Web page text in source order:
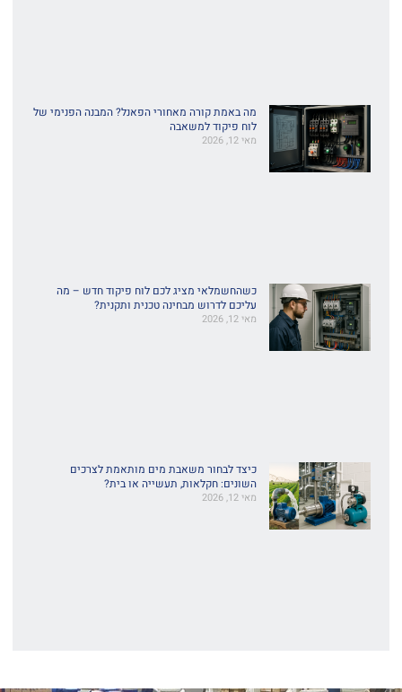
מה באמת קורה מאחורי הפאנל? המבנה הפנימי של
לוח פיקוד למשאבה
מאי 12, 2026
כשהחשמלאי מציג לכם לוח פיקוד חדש – מה
עליכם לדרוש מבחינה טכנית ותקנית?
מאי 12, 2026
כיצד לבחור משאבת מים מותאמת לצרכים
השונים: חקלאות, תעשייה או בית?
מאי 12, 2026